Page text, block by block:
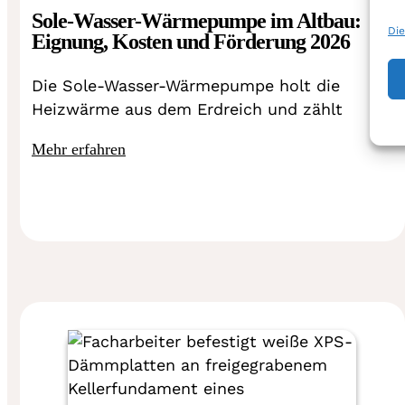
Sole-Wasser-Wärmepumpe im Altbau:
Eignung, Kosten und Förderung 2026
Die Sole-Wasser-Wärmepumpe holt die
Heizwärme aus dem Erdreich und zählt
Mehr erfahren